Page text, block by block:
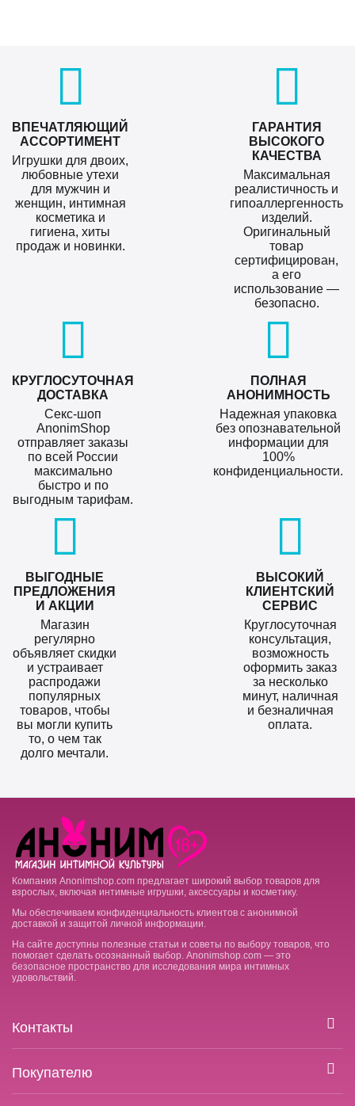
ВПЕЧАТЛЯЮЩИЙ
АССОРТИМЕНТ
Игрушки для двоих,
любовные утехи
для мужчин и
женщин, интимная
косметика и
гигиена, хиты
продаж и новинки.
ГАРАНТИЯ
ВЫСОКОГО
КАЧЕСТВА
Максимальная
реалистичность и
гипоаллергенность
изделий.
Оригинальный
товар
сертифицирован,
а его
использование —
безопасно.
КРУГЛОСУТОЧНАЯ
ДОСТАВКА
Секс-шоп
AnonimShop
отправляет заказы
по всей России
максимально
быстро и по
выгодным тарифам.
ПОЛНАЯ
АНОНИМНОСТЬ
Надежная упаковка
без опознавательной
информации для
100%
конфиденциальности.
ВЫГОДНЫЕ
ПРЕДЛОЖЕНИЯ
И АКЦИИ
Магазин
регулярно
объявляет скидки
и устраивает
распродажи
популярных
товаров, чтобы
вы могли купить
то, о чем так
долго мечтали.
ВЫСОКИЙ
КЛИЕНТСКИЙ
СЕРВИС
Круглосуточная
консультация,
возможность
оформить заказ
за несколько
минут, наличная
и безналичная
оплата.
Компания Anonimshop.com предлагает широкий выбор товаров для
взрослых, включая интимные игрушки, аксессуары и косметику.
Мы обеспечиваем конфиденциальность клиентов с анонимной
доставкой и защитой личной информации.
На сайте доступны полезные статьи и советы по выбору товаров, что
помогает сделать осознанный выбор. Anonimshop.com — это
безопасное пространство для исследования мира интимных
удовольствий.
Контакты
Покупателю